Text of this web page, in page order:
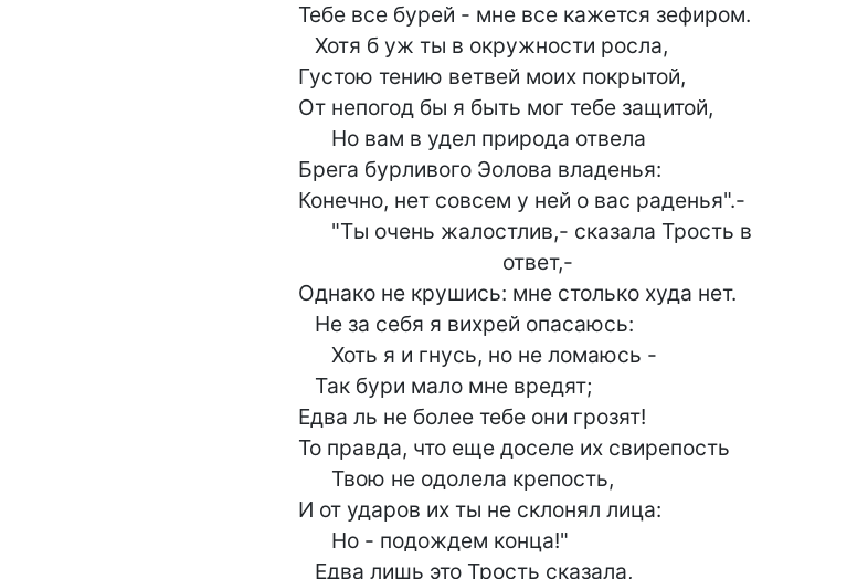
Тебе все бурей - мне все кажется зефиром.
Густою тению ветвей моих покрытой,
От непогод бы я быть мог тебе защитой,
Брега бурливого Эолова владенья:
Конечно, нет совсем у ней о вас раденья".-
Однако не крушись: мне столько худа нет.
Едва ль не более тебе они грозят!
То правда, что еще доселе их свирепость
И от ударов их ты не склонял лица: